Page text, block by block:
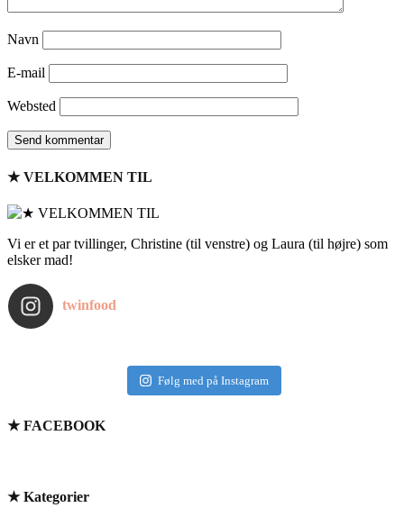
Navn
E-mail
Websted
★ VELKOMMEN TIL
Vi er et par tvillinger, Christine (til venstre) og Laura (til højre) som
elsker mad!
twinfood
Følg med på Instagram
★ FACEBOOK
★ Kategorier